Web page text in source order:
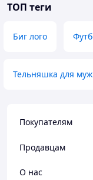
ТОП теги
Биг лого
Тельняшка для
Покупателям
Продавцам
О нас